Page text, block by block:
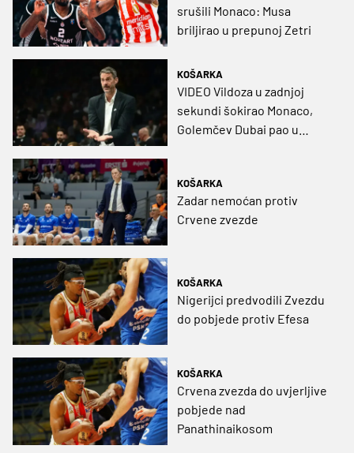
srušili Monaco: Musa
briljirao u prepunoj Zetri
KOŠARKA
VIDEO Vildoza u zadnjoj
sekundi šokirao Monaco,
Golemčev Dubai pao u
KOŠARKA
Zadar nemoćan protiv
Crvene zvezde
KOŠARKA
Nigerijci predvodili Zvezdu
do pobjede protiv Efesa
KOŠARKA
Crvena zvezda do uvjerljive
pobjede nad
Panathinaikosom